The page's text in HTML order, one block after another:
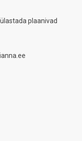
plaanivad